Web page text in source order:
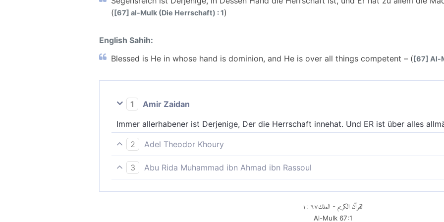
([67] al-Mulk (Die Herrschaft) : 1)
English Sahih:
Blessed is He in whose hand is dominion, and He is over all things competent – ([67] Al-
1
Amir Zaidan
Immer allerhabener ist Derjenige, Der die Herrschaft innehat. Und ER ist über alles
2
Adel Theodor Khoury
Gesegnet sei der, in dessen Hand die Königsherrschaft ist! Und Er hat Macht zu allen
3
Abu Rida Muhammad ibn Ahmad ibn Rassoul
القرآن الكريم - الملك٦٧:١
Al-Mulk67:1